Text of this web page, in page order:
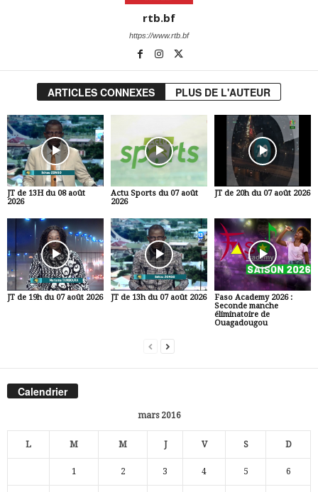
rtb.bf
https://www.rtb.bf
ARTICLES CONNEXES PLUS DE L'AUTEUR
JT de 13H du 08 août
2026
Actu Sports du 07 août
2026
JT de 20h du 07 août 2026
JT de 19h du 07 août 2026 JT de 13h du 07 août 2026
Faso Academy 2026 :
Seconde manche
éliminatoire de
Ouagadougou
Calendrier
mars 2016
L M M J V S D
1 2 3 4 5 6